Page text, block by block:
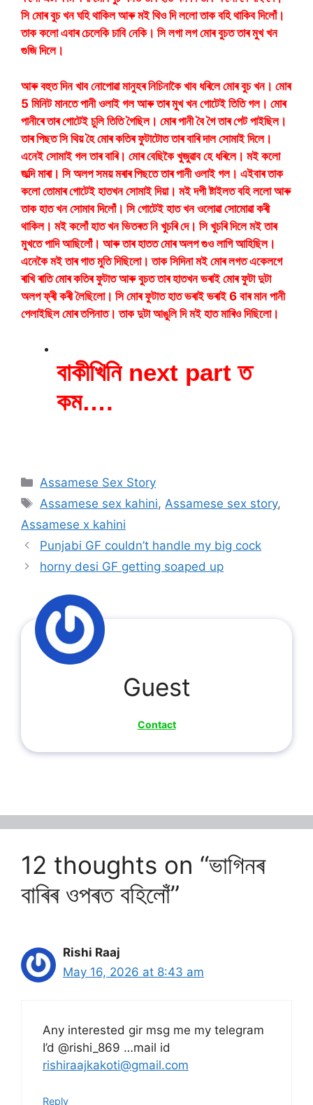
সি মোৰ বুচ খন ঘহি থাকিল আৰু মই থিও দি ললো তাক বহি থাকিব দিলোঁ।
তাক কলো এবাৰ চেলেকি চাবি নেকি। সি লগা লগ মোৰ বুচত তাৰ মুখ খন
গুজি দিলে।
আৰু বহুত দিন খাব নোপোৱা মানুহৰ নিচিনাকৈ খাব ধৰিলে মোৰ বুচ খন। মোৰ
5 মিনিট মানতে পানী ওলাই গল আৰু তাৰ মুখ খন গোটেই তিতি গল। মোৰ
পানীৰে তাৰ গোটেই চুলি তিতি গৈছিল। মোৰ পানী বৈ গৈ তাৰ পেট পাইছিল।
তাৰ পিছত সি থিয় হৈ মোৰ কতিৰ ফুটাটোত তাৰ বাৰি দাল সোমাই দিলে।
এনেই সোমাই গল তাৰ বাৰি। মোৰ বেছিকৈ খুজুৱাব হে ধৰিলে। মই কলো
জল্দি মাৰা। সি অলপ সময় মৰাৰ পিছতে তাৰ পানী ওলাই গল। এইবাৰ তাক
কলো তোমাৰ গোটেই হাতখন সোমাই দিয়া। মই দগী ষ্টাইলত বহি ললো আৰু
তাক হাত খন সোমাব দিলোঁ। সি গোটেই হাত খন ওলোৱা সোমোৱা কৰী
থাকিল। মই কলোঁ হাত খন ভিতৰত নি খুচৰি দে। সি খুচৰি দিলে মই তাৰ
মুখতে পাদি আছিলোঁ। আৰু তাৰ হাতত মোৰ অলপ গুও লাগি আহিছিল।
এনেকৈ মই তাৰ গাত মুতি দিছিলো। তাক সিদিনা মই মোৰ লগত একেলগে
ৰাখি ৰাতি মোৰ কতিৰ ফুটাত আৰু বুচত তাৰ হাতখন ভৰাই মোৰ ফুটা দুটা
অলপ ফ্ৰী কৰী লৈছিলো। সি মোৰ ফুটাত হাত ভৰাই ভৰাই 6 বাৰ মান পানী
পেলাইছিল মোৰ তপিনাত। তাক দুটা আঙুলি দি মই হাত মাৰিও দিছিলো।
বাকীখিনি next part ত
কম….
Categories
Assamese Sex Story
Tags
Assamese sex kahini,Assamese sex story,
Assamese x kahini
Punjabi GF couldn’t handle my big cock
horny desi GF getting soaped up
Guest
Contact
12 thoughts on “ভাগিনৰ
বাৰিৰ ওপৰত বহিলোঁ”
Rishi Raaj
May 16, 2026 at 8:43 am
Any interested gir msg me my telegram
I’d @rishi_869 …mail id
rishiraajkakoti@gmail.com
Reply